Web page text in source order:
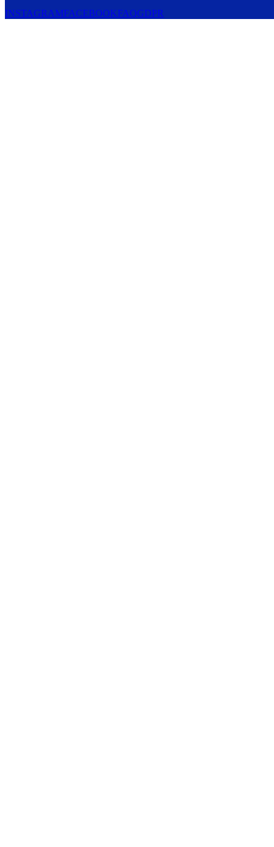
INSTAGRAMFACEBOOKFAQGDPR